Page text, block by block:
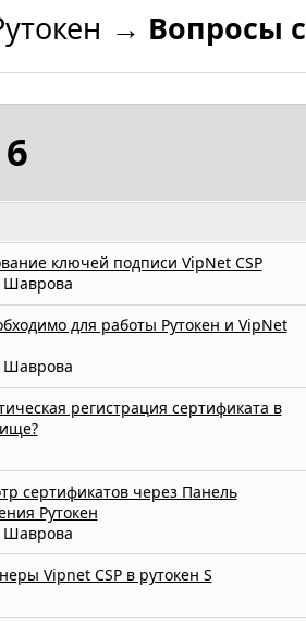
→ Вопросы
ключей подписи VipNet CSP
Шаврова
для работы Рутокен и VipNet
Шаврова
регистрация сертификата в
сертификатов через Панель
Рутокен
Шаврова
Vipnet CSP в рутокен S